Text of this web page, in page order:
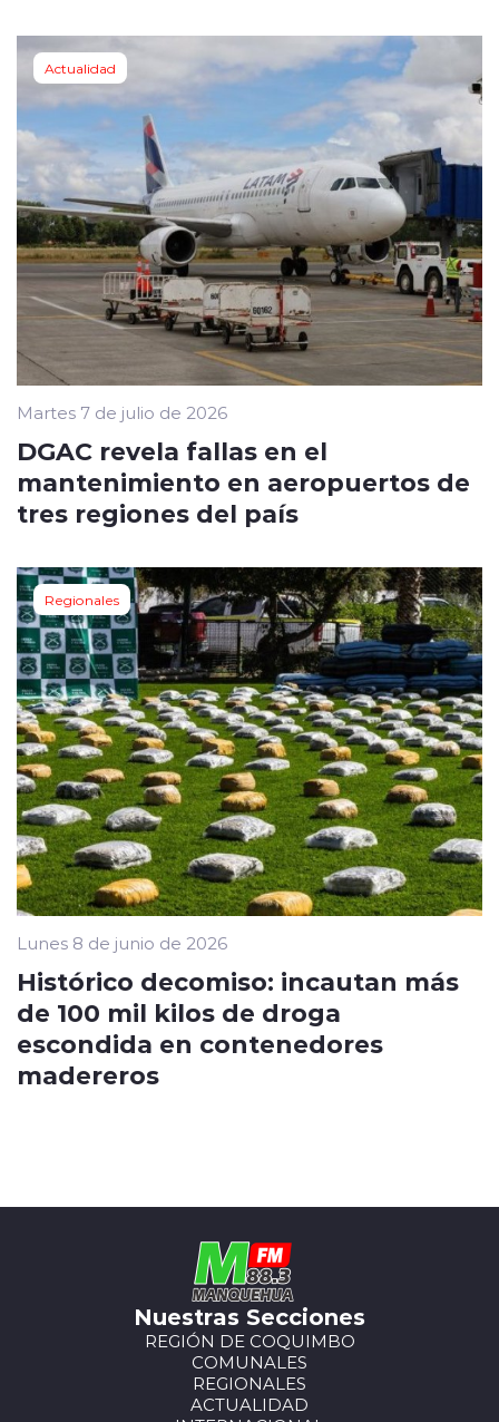
Actualidad
Martes 7 de julio de 2026
DGAC revela fallas en el
mantenimiento en aeropuertos de
tres regiones del país
Regionales
Lunes 8 de junio de 2026
Histórico decomiso: incautan más
de 100 mil kilos de droga
escondida en contenedores
madereros
Nuestras Secciones
REGIÓN DE COQUIMBO
COMUNALES
REGIONALES
ACTUALIDAD